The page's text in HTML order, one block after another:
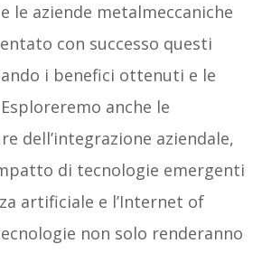
le aziende metalmeccaniche
con successo questi
i benefici ottenuti e le
anche le
dell’integrazione aziendale,
di tecnologie emergenti
artificiale e l’Internet of
non solo renderanno